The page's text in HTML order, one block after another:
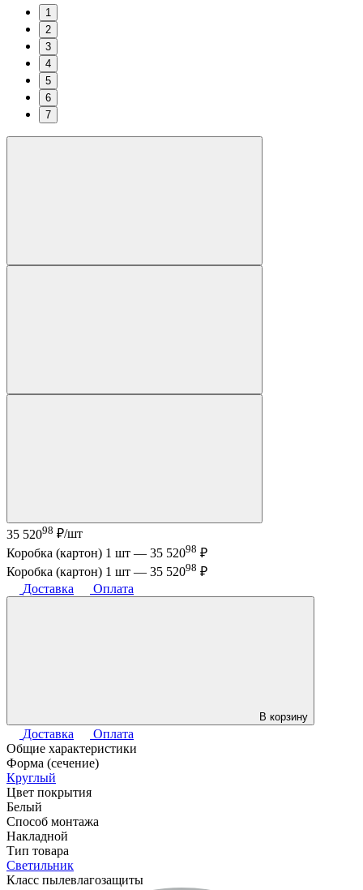
1
2
3
4
5
6
7
35 52098 ₽/шт
Коробка (картон) 1 шт — 35 52098 ₽
Коробка (картон) 1 шт — 35 52098 ₽
Доставка
Оплата
В корзину
Доставка
Оплата
Общие характеристики
Форма (сечение)
Круглый
Цвет покрытия
Белый
Способ монтажа
Накладной
Тип товара
Светильник
Класс пылевлагозащиты